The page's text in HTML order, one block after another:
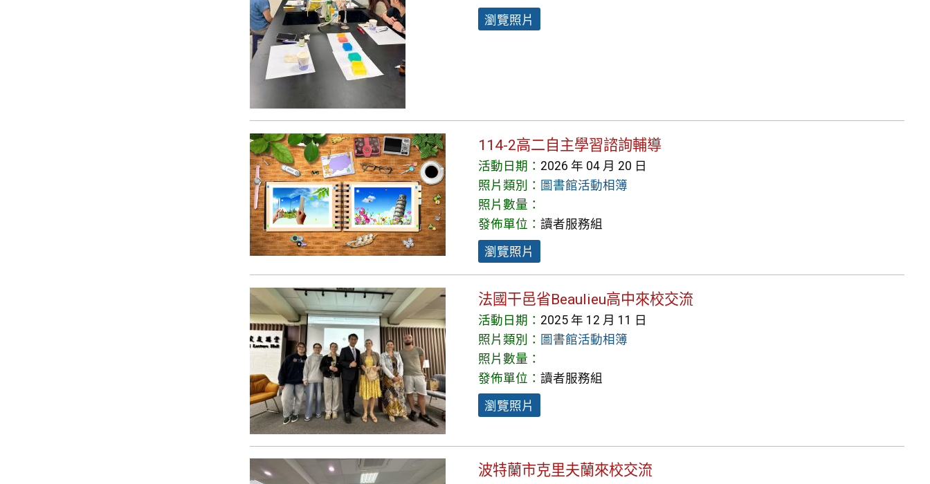
瀏覽照片
114-2高二自主學習諮詢輔導
活動日期： 2026 年 04 月 20 日
照片類別： 圖書館活動相簿
照片數量：
發佈單位：讀者服務組
瀏覽照片
法國干邑省Beaulieu高中來校交流
活動日期： 2025 年 12 月 11 日
照片類別： 圖書館活動相簿
照片數量：
發佈單位：讀者服務組
瀏覽照片
波特蘭市克里夫蘭來校交流